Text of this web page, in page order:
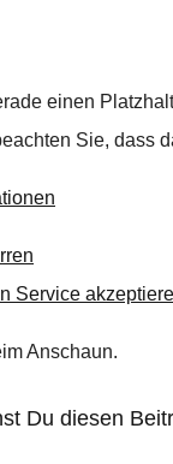
einen
Sie, dass
Service
Anschaun.
Du diesen